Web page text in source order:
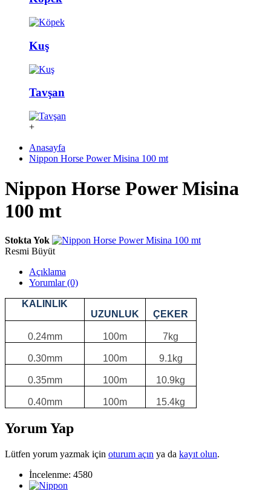
Kuş
Tavşan
+
Anasayfa
Nippon Horse Power Misina 100 mt
Nippon Horse Power Misina
100 mt
Stokta Yok
Resmi Büyüt
Açıklama
Yorumlar (0)
KALINLIK
UZUNLUK
ÇEKER
0.24mm 100m 7kg
0.30mm 100m 9.1kg
0.35mm 100m 10.9kg
0.40mm 100m 15.4kg
Yorum Yap
Lütfen yorum yazmak için oturum açın ya da kayıt olun.
İncelenme: 4580